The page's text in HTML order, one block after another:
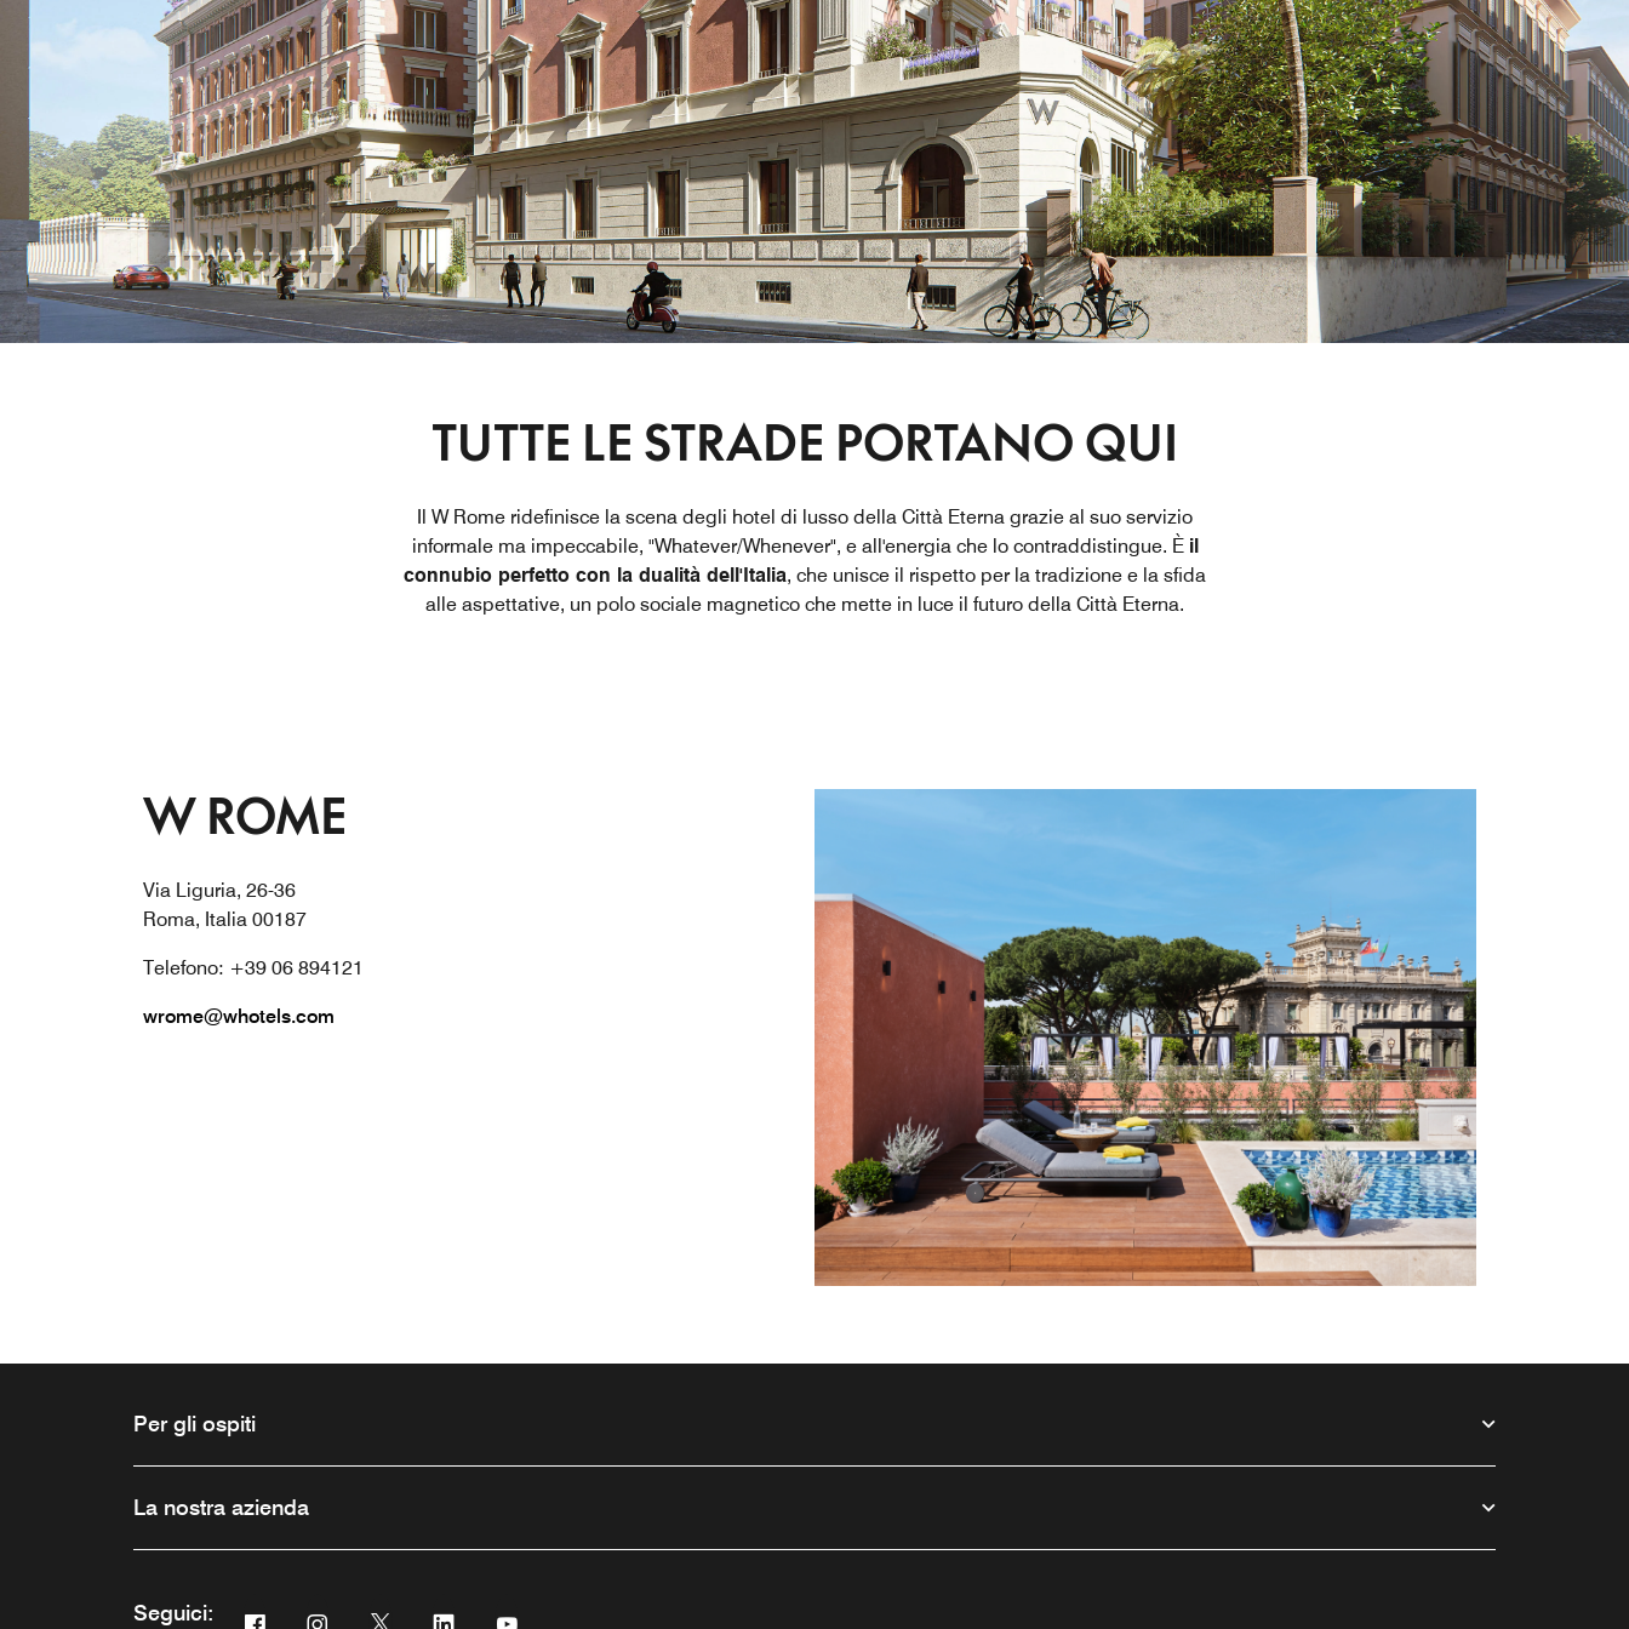
TUTTE LE STRADE PORTANO QUI
Il W Rome ridefinisce la scena degli hotel di lusso della Città Eterna grazie al suo servizio
informale ma impeccabile, "Whatever/Whenever", e all'energia che lo contraddistingue. È il
connubio perfetto con la dualità dell'Italia, che unisce il rispetto per la tradizione e la sfida
alle aspettative, un polo sociale magnetico che mette in luce il futuro della Città Eterna.
W ROME
Via Liguria, 26-36
Roma, Italia 00187
Telefono: +39 06 894121
wrome@whotels.com
Per gli ospiti
La nostra azienda
Seguici: FacebookInstagramTwitter Linkedin